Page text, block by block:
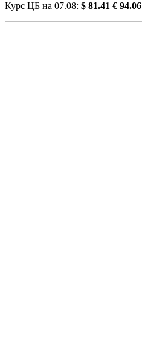
Курс ЦБ на 07.08: $ 81.41 € 94.06